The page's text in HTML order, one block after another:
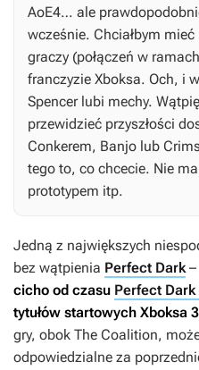
AoE4… ale
wcześnie. Chciałbym
graczy (połączeń w
franczyzie Xboksa. Och, i
Spencer lubi mechy.
przewidzieć przyszłości
Conkerem, Banjo lub
tego to, co chcecie. Nie
prototypem itp.
Jedną z największych
bez wątpienia Perfect Dark–
cicho od czasu Perfect Dark
tytułów startowych Xboksa
gry, obok The Coalition,
odpowiedzialne za